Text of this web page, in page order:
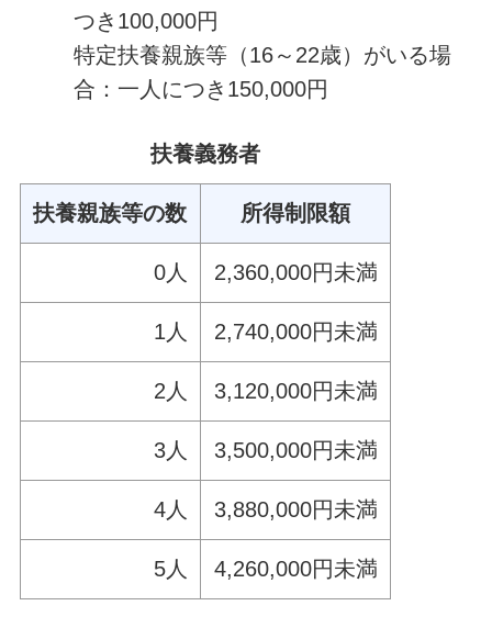
つき100,000円
特定扶養親族等（16～22歳）がいる場
合：一人につき150,000円
扶養義務者
扶養親族等の数 所得制限額
0人 2,360,000円未満
1人 2,740,000円未満
2人 3,120,000円未満
3人 3,500,000円未満
4人 3,880,000円未満
5人 4,260,000円未満